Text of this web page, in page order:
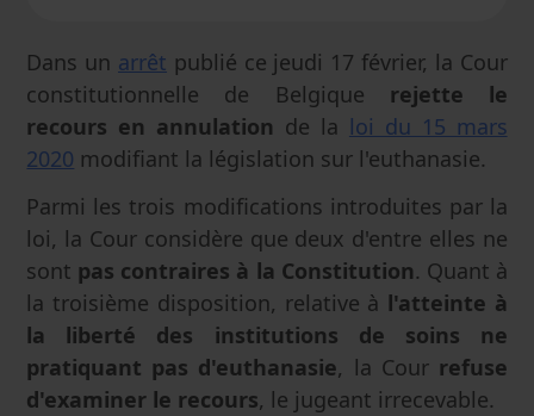
Dans un arrêt publié ce jeudi 17 février, la Cour
constitutionnelle de Belgique
rejette le
recours en annulation de la loi du 15 mars
2020 modifiant la législation sur l'euthanasie.
Parmi les trois modifications introduites par la
loi, la Cour considère que deux d'entre elles ne
sont pas contraires à la Constitution. Quant à
la troisième disposition, relative à l'atteinte à
la liberté des institutions de soins ne
pratiquant pas d'euthanasie, la Cour refuse
d'examiner le recours, le jugeant irrecevable.